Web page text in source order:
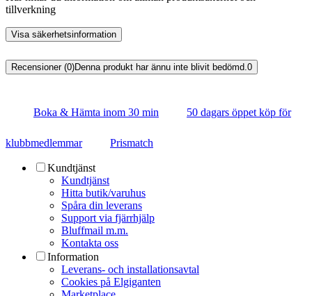
tillverkning
Visa säkerhetsinformation
Recensioner (0)Denna produkt har ännu inte blivit bedömd.0
Boka & Hämta inom 30 min 50 dagars öppet köp för
klubbmedlemmar Prismatch
Kundtjänst
Kundtjänst
Hitta butik/varuhus
Spåra din leverans
Support via fjärrhjälp
Bluffmail m.m.
Kontakta oss
Information
Leverans- och installationsavtal
Cookies på Elgiganten